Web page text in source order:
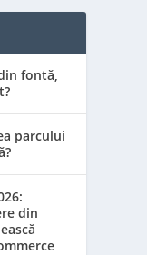
fontă,
parcului
din